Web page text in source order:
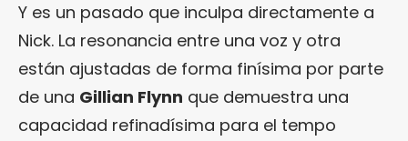
Y es un pasado que inculpa directamente a
Nick. La resonancia entre una voz y otra
están ajustadas de forma finísima por parte
de una Gillian Flynn que demuestra una
capacidad refinadísima para el tempo